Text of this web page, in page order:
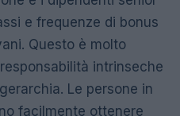
e frequenze di bonus
Questo è molto
intrinseche
Le persone in
facilmente ottenere